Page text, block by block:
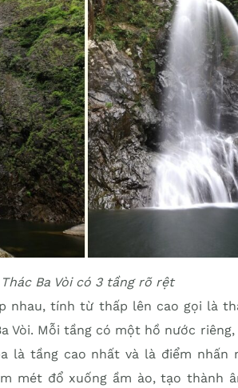
Thác Ba Vòi có 3 tầng rõ rệt
nhau, tính từ thấp lên cao gọi là
Vòi. Mỗi tầng có một hồ nước
là tầng cao nhất và là điểm nhấn
mét đổ xuống ầm ào, tạo thành